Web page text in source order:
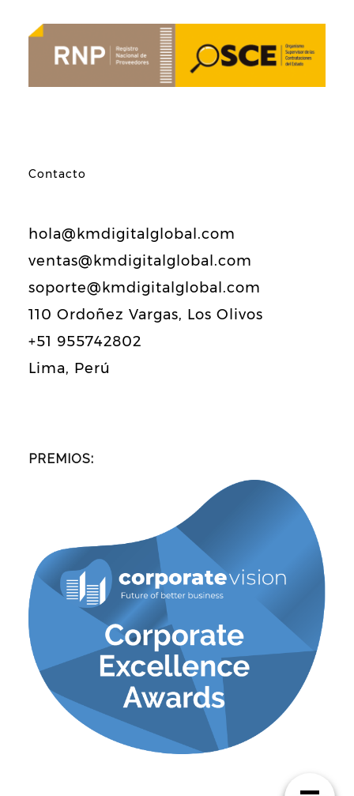
Contacto
hola@kmdigitalglobal.com
ventas@kmdigitalglobal.com
soporte@kmdigitalglobal.com
110 Ordoñez Vargas, Los Olivos
+51 955742802
Lima, Perú
PREMIOS: